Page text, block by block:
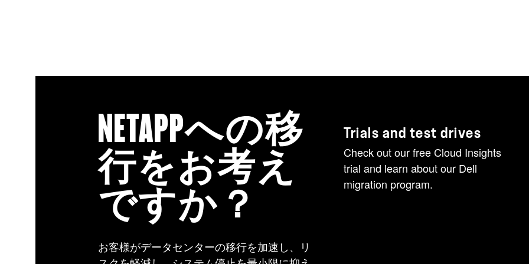
NETAPPへの移
行をお考え
ですか？
お客様がデータセンターの移行を加速し、リ
Trials and test drives
Check out our free Cloud Insights
trial and learn about our Dell
migration program.